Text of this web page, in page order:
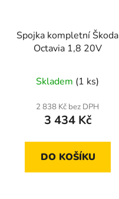
Spojka kompletní Škoda
Octavia 1,8 20V
Skladem (1 ks)
2 838 Kč bez DPH
3 434 Kč
DO KOŠÍKU